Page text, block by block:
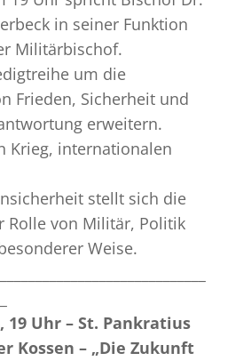
in seiner Funktion
Militärbischof.
um die
Frieden, Sicherheit und
erweitern.
Krieg, internationalen
stellt sich die
Rolle von Militär, Politik
Weise.
19 Uhr – St. Pankratius
Kossen – „Die Zukunft